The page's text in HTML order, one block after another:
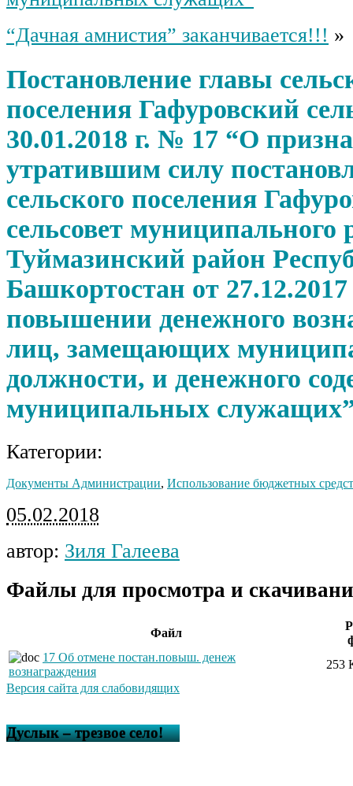
“Дачная амнистия” заканчивается!!! »
Постановление главы
поселения Гафуровский
30.01.2018 г. № 17 “О
утратившим силу
сельского поселения
сельсовет муниципального
Туймазинский район
Башкортостан от
повышении денежного
лиц, замещающих
должности, и денежного
муниципальных
Категории:
Документы Администрации, Использование бюджетных
05.02.2018
автор: Зиля Галеева
Файлы для просмотра и
Файл
17 Об отмене постан.повыш. денеж
вознаграждения
253
Версия сайта для слабовидящих
Дуслык – трезвое село!